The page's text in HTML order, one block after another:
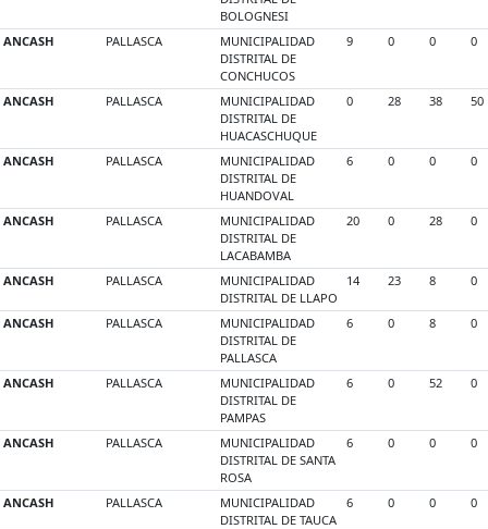
BOLOGNESI
ANCASH PALLASCA
MUNICIPALIDAD
DISTRITAL DE
CONCHUCOS
9 0 0 0
ANCASH PALLASCA
MUNICIPALIDAD
DISTRITAL DE
HUACASCHUQUE
0 28 38 50
ANCASH PALLASCA
MUNICIPALIDAD
DISTRITAL DE
HUANDOVAL
6 0 0 0
ANCASH PALLASCA
MUNICIPALIDAD
DISTRITAL DE
LACABAMBA
20 0 28 0
ANCASH PALLASCA
MUNICIPALIDAD
DISTRITAL DE LLAPO
14 23 8 0
ANCASH PALLASCA
MUNICIPALIDAD
DISTRITAL DE
PALLASCA
6 0 8 0
ANCASH PALLASCA
MUNICIPALIDAD
DISTRITAL DE
PAMPAS
6 0 52 0
ANCASH PALLASCA
MUNICIPALIDAD
DISTRITAL DE SANTA
ROSA
6 0 0 0
ANCASH PALLASCA
MUNICIPALIDAD
DISTRITAL DE TAUCA
6 0 0 0